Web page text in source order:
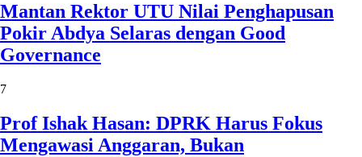
Mantan Rektor UTU Nilai Penghapusan
Pokir Abdya Selaras dengan Good
Governance
7
Prof Ishak Hasan: DPRK Harus Fokus
Mengawasi Anggaran, Bukan